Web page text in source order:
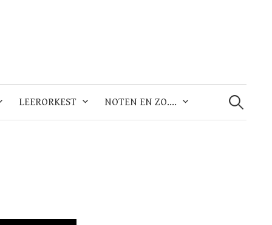
LEERORKEST NOTEN EN ZO….
naar: